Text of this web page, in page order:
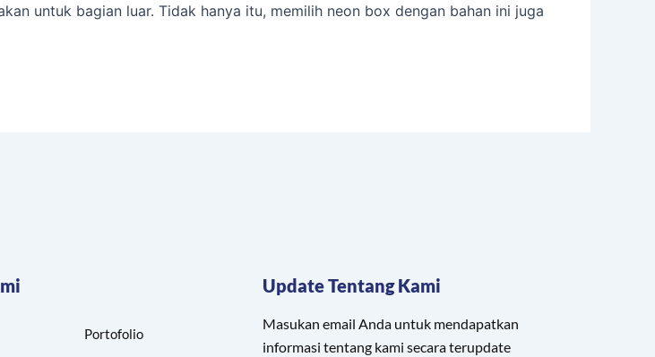
untuk bagian luar. Tidak hanya itu, memilih neon box dengan bahan ini juga
Portofolio
Update Tentang Kami
Masukan email Anda untuk mendapatkan
informasi tentang kami secara terupdate